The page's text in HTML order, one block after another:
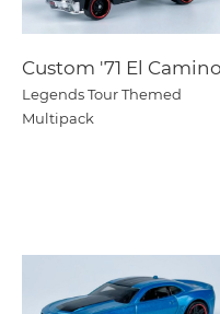
Custom '71 El Camino
Legends Tour Themed
Multipack